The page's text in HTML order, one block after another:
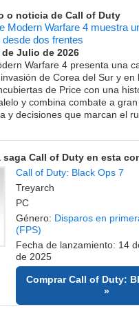
o noticia de Call of Duty
Modern Warfare 4 muestra
dos frentes
Julio de 2026
Warfare 4 presenta una
de Corea del Sur y en
de Price con una
y combina combate a
y decisiones que marcan el
saga Call of Duty en esta
Call of Duty: Black Ops 7
Treyarch
PC
Género: Disparos en
(FPS)
Fecha de lanzamiento: 14
de 2025
Comprar Call of Duty: